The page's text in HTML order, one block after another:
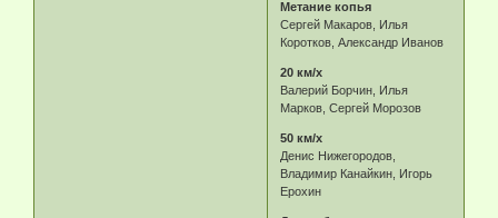
Метание копья
Сергей Макаров, Илья
Коротков, Александр Иванов
20 км/х
Валерий Борчин, Илья
Марков, Сергей Морозов
50 км/х
Денис Нижегородов,
Владимир Канайкин, Игорь
Ерохин